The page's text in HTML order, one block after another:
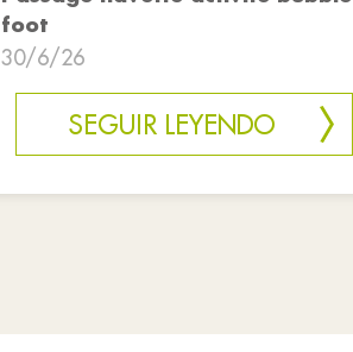
foot
30/6/26
SEGUIR LEYENDO